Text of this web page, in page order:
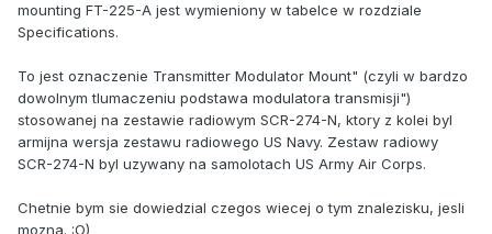
mounting FT-225-A jest wymieniony w tabelce w rozdziale
Specifications.
To jest oznaczenie Transmitter Modulator Mount" (czyli w bardzo
dowolnym tlumaczeniu podstawa modulatora transmisji")
stosowanej na zestawie radiowym SCR-274-N, ktory z kolei byl
armijna wersja zestawu radiowego US Navy. Zestaw radiowy
SCR-274-N byl uzywany na samolotach US Army Air Corps.
Chetnie bym sie dowiedzial czegos wiecej o tym znalezisku, jesli
mozna. :O)